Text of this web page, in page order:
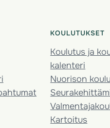
KOULUTUKSET
Koulutus ja
kalenteri
Nuorison
Kartoitus